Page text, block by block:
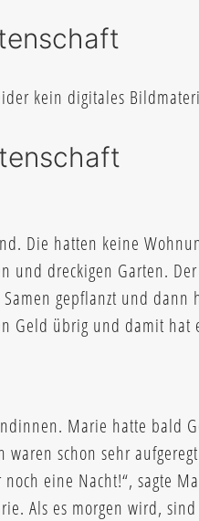
kein digitales
Die hatten keine
und dreckigen Garten.
gepflanzt und
Geld übrig und damit hat
Marie hatte bald
schon sehr
eine Nacht!“, sagte
Als es morgen wird,